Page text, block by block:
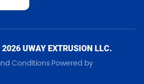
UWAY EXTRUSION LLC.
ConditionsPowered by